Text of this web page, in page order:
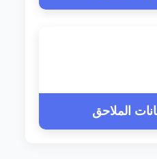
الملاحق